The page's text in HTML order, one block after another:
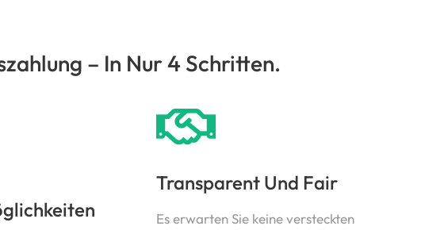
– In Nur 4 Schritten.
Transparent Und Fair
Es erwarten Sie keine versteckten